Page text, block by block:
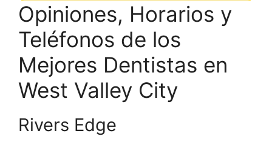
Opiniones, Horarios y
Teléfonos de los
Mejores Dentistas en
West Valley City
Rivers Edge